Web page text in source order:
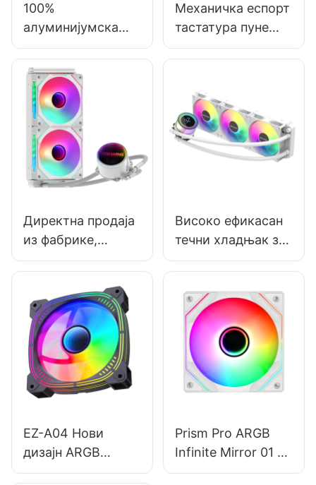
100%
алуминијумска
RGB гејмерска
механичка
тастатура са 104
тастера QWERTY
и ослонцем за
зглоб V100S
Механичка еспорт
тастатура пуне
величине са 104
рада,
мултимедијом и
тјунером јачине
звука V200
Директна продаја
из фабрике,
кућиште за
Mirrors, течни
хладњак, PC Prism
240, бела
кључева,
усавршавања
Високо ефикасан
течни хладњак за
рачунар од 360
интелигентном
дигиталном
контролом
температуре
EZ-A04 Нови
дизајн ARGB
вентилатора за
Prism Pro ARGB
Infinite Mirror 01 -
Прилагођени